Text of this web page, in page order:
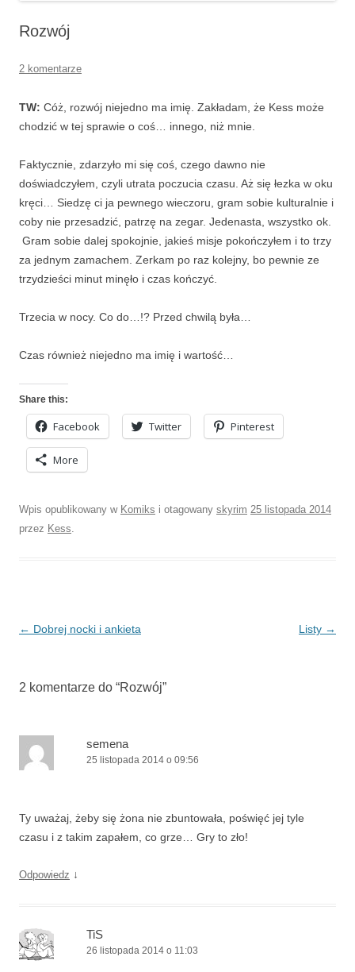
Rozwój
2 komentarze
TW: Cóż, rozwój niejedno ma imię. Zakładam, że Kess może
chodzić w tej sprawie o coś… innego, niż mnie.
Faktycznie, zdarzyło mi się coś, czego dawno nie
doświadczyłem, czyli utrata poczucia czasu. Aż się łezka w oku
kręci… Siedzę ci ja pewnego wieczoru, gram sobie kulturalnie i
coby nie przesadzić, patrzę na zegar. Jedenasta, wszystko ok.
Gram sobie dalej spokojnie, jakieś misje pokończyłem i to trzy
za jednym zamachem. Zerkam po raz kolejny, bo pewnie ze
trzydzieści minut minęło i czas kończyć.
Trzecia w nocy. Co do…!? Przed chwilą była…
Czas również niejedno ma imię i wartość…
Share this:
Facebook Twitter Pinterest
More
Wpis opublikowany w Komiks i otagowany skyrim 25 listopada 2014
przez Kess
Nawigacja
← Dobrej nocki i ankieta Listy →
2 komentarze do “Rozwój”
semena
25 listopada 2014 o 09:56
Ty uważaj, żeby się żona nie zbuntowała, poświęć jej tyle
czasu i z takim zapałem, co grze… Gry to zło!
Odpowiedz ↓
TiS
26 listopada 2014 o 11:03